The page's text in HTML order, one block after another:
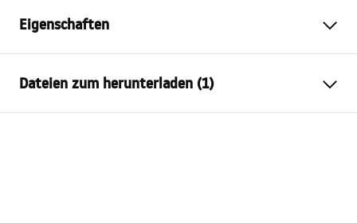
Eigenschaften
Material
Gehärtetes Glas
Höhe
155mm
Dateien zum herunterladen (1)